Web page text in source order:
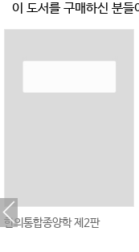
이 도서를 구매하신 분
한의통합종양학 제2판